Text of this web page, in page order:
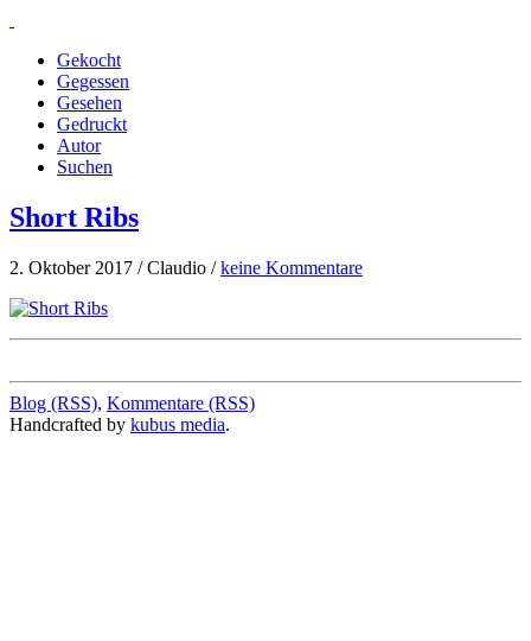
Gekocht
Gegessen
Gesehen
Gedruckt
Autor
Suchen
Short Ribs
2. Oktober 2017 / Claudio /keine Kommentare
Blog (RSS), Kommentare (RSS)
Handcrafted by kubus media.